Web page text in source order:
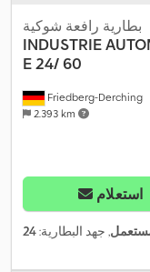
Friedberg-Derching
2.393 km
بطارية رافعة شوكية
INDUSTRIE
E 24/ 60
استعلام
, جهد البطارية: